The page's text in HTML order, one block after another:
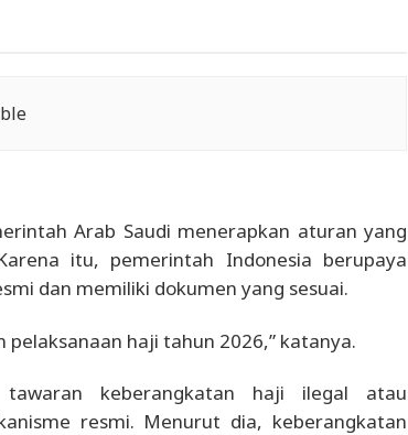
Arab Saudi menerapkan aturan yang
itu, pemerintah Indonesia berupaya
dan memiliki dokumen yang sesuai.
haji tahun 2026,” katanya.
keberangkatan haji ilegal atau
resmi. Menurut dia, keberangkatan